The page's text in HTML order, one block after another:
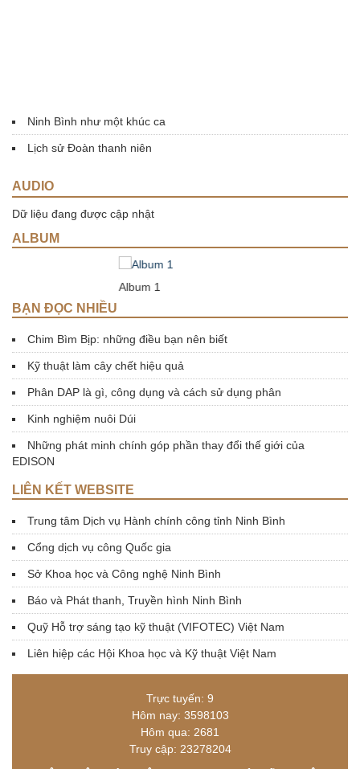
Ninh Bình như một khúc ca
Lịch sử Đoàn thanh niên
AUDIO
Dữ liệu đang được cập nhật
ALBUM
BẠN ĐỌC NHIỀU
Chim Bìm Bịp: những điều bạn nên biết
Kỹ thuật làm cây chết hiệu quả
Phân DAP là gì, công dụng và cách sử dụng phân
Kinh nghiệm nuôi Dúi
Những phát minh chính góp phần thay đổi thế giới của
EDISON
LIÊN KẾT WEBSITE
Trung tâm Dịch vụ Hành chính công tỉnh Ninh Bình
Cổng dịch vụ công Quốc gia
Sở Khoa học và Công nghệ Ninh Bình
Báo và Phát thanh, Truyền hình Ninh Bình
Quỹ Hỗ trợ sáng tạo kỹ thuật (VIFOTEC) Việt Nam
Liên hiệp các Hội Khoa học và Kỹ thuật Việt Nam
Trực tuyến: 9
Hôm nay: 3598103
Hôm qua: 2681
Truy cập: 23278204